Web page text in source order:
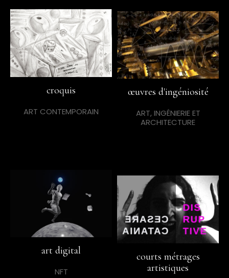
croquis
ART CONTEMPORAIN
œuvres d'ingéniosité
ART, INGÉNIERIE ET
ARCHITECTURE
art digital
NFT
courts métrages
artistiques